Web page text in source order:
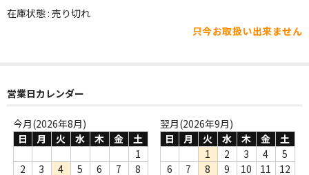
その他
Webのみ no.2
Webのみ no.3
在庫状態 : 売り切れ
只今お取扱い出来ません
営業日カレンダー
今月(2026年8月)
日
月 火 水 木 金
土
1
2
3 4 5 6 7
8
翌月(2026年9月)
日
月 火 水 木 金
土
1
2 3 4
5
6
7 8 9 10 11
12